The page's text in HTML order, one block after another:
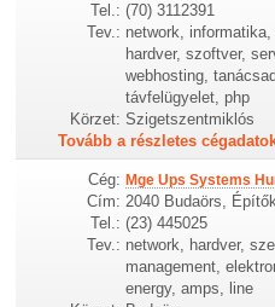
Tel.: (70) 3112391
Tev.: network,
hardver, szoftver,
webhosting,
távfelügyelet, php
Körzet: Szigetszentmiklós
Tovább a részletes
Cég: Mge Ups Systems
Cím: 2040 Budaörs,
Tel.: (23) 445025
Tev.: network, hardver,
management,
energy, amps, line